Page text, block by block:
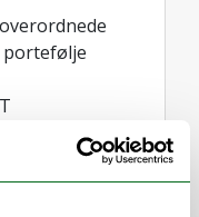
portefølje